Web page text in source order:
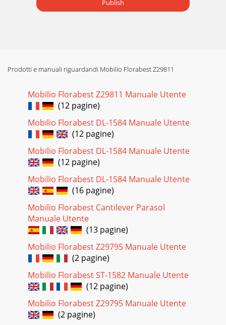
Publish
Prodotti e manuali riguardandi Mobilio Florabest Z29811
Mobilio Florabest Z29811 Manuale Utente
(12 pagine)
Mobilio Florabest DL-1584 Manuale Utente
(12 pagine)
Mobilio Florabest DL-1584 Manuale Utente
(12 pagine)
Mobilio Florabest DL-1584 Manuale Utente
(16 pagine)
Mobilio Florabest Cantilever Parasol
Manuale Utente
(13 pagine)
Mobilio Florabest Z29795 Manuale Utente
(2 pagine)
Mobilio Florabest ST-1582 Manuale Utente
(12 pagine)
Mobilio Florabest Z29795 Manuale Utente
(2 pagine)